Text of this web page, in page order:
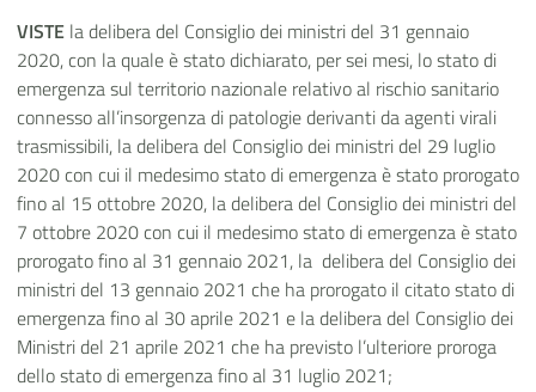
VISTE la delibera del Consiglio dei ministri del 31 gennaio
2020, con la quale è stato dichiarato, per sei mesi, lo stato di
emergenza sul territorio nazionale relativo al rischio sanitario
connesso all’insorgenza di patologie derivanti da agenti virali
trasmissibili, la delibera del Consiglio dei ministri del 29 luglio
2020 con cui il medesimo stato di emergenza è stato prorogato
fino al 15 ottobre 2020, la delibera del Consiglio dei ministri del
7 ottobre 2020 con cui il medesimo stato di emergenza è stato
prorogato fino al 31 gennaio 2021, la delibera del Consiglio dei
ministri del 13 gennaio 2021 che ha prorogato il citato stato di
emergenza fino al 30 aprile 2021 e la delibera del Consiglio dei
Ministri del 21 aprile 2021 che ha previsto l’ulteriore proroga
dello stato di emergenza fino al 31 luglio 2021;